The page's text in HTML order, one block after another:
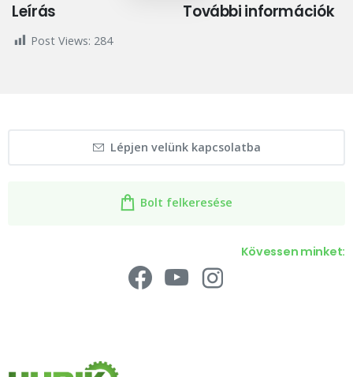
Leírás
Post Views: 284
További információk
Lépjen velünk kapcsolatba
Bolt felkeresése
Kövessen minket: